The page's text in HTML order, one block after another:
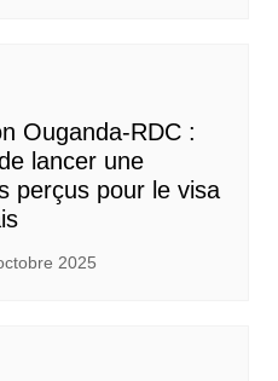
Ouganda-RDC :
lancer une
perçus pour le visa
2025